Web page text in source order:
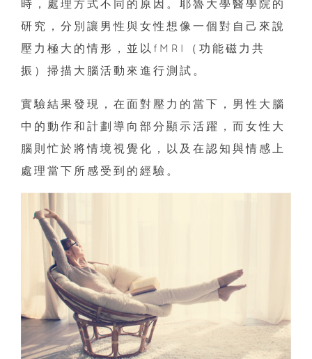
時，處理方式不同的原因。耶魯大學醫學院的
研究，分別讓男性與女性想像一個對自己來說
壓力極大的情形，並以fMRI（功能磁力共
振）掃描大腦活動來進行測試。
實驗結果發現，在面對壓力的當下，男性大腦
中的動作和計劃導向部分顯示活躍，而女性大
腦則忙於將情境視覺化，以及在認知與情感上
處理當下所感受到的經驗。